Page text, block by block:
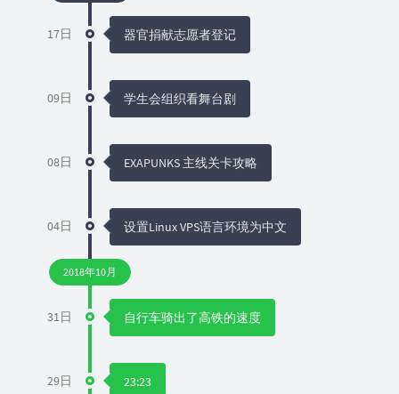
17日 器官捐献志愿者登记
09日 学生会组织看舞台剧
08日 EXAPUNKS 主线关卡攻略
04日 设置Linux VPS语言环境为中文
2018年10月
31日 自行车骑出了高铁的速度
29日 23:23